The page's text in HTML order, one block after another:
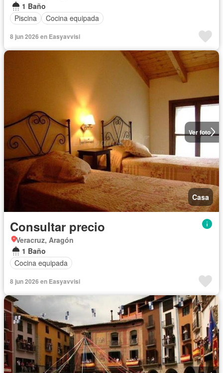
1 Baño
Piscina
Cocina equipada
8 jun 2026 en Easyavvisi
Ver foto
Casa
Consultar precio
Veracruz, Aragón
1 Baño
Cocina equipada
8 jun 2026 en Easyavvisi